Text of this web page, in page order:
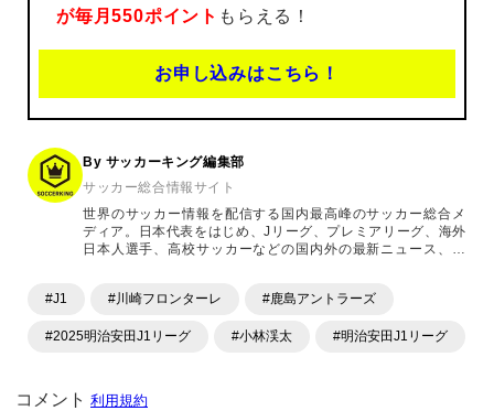
が毎月550ポイント もらえる！
お申し込みはこちら！
By サッカーキング編集部
サッカー総合情報サイト
世界のサッカー情報を配信する国内最高峰のサッカー総合メ
ディア。日本代表をはじめ、Jリーグ、プレミアリーグ、海外
日本人選手、高校サッカーなどの国内外の最新ニュース、コ
ます。「X」「Instagram」「YouTube」「TikTok」など、
#J1 #川崎フロンターレ #鹿島アントラーズ
#2025明治安田J1リーグ #小林渓太 #明治安田J1リーグ